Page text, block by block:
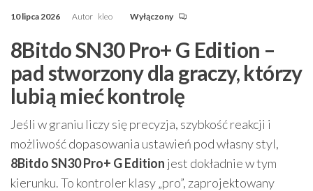
10 lipca 2026 Autor kleo Wyłączony
8Bitdo SN30 Pro+ G Edition –
pad stworzony dla graczy, którzy
lubią mieć kontrolę
Jeśli w graniu liczy się precyzja, szybkość reakcji i
możliwość dopasowania ustawień pod własny styl,
8Bitdo SN30 Pro+ G Edition jest dokładnie w tym
kierunku. To kontroler klasy „pro”, zaprojektowany